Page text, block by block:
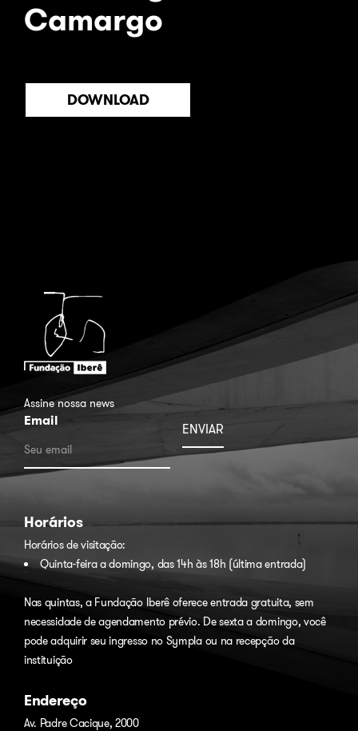
Camargo
DOWNLOAD
Assine nossa news
Email
Horários
Horários de visitação:
Quinta-feira a domingo, das 14h às 18h (última entrada)
Nas quintas, a Fundação Iberê oferece entrada gratuita, sem
necessidade de agendamento prévio. De sexta a domingo, você
pode adquirir seu ingresso no Symplaou na recepção da
instituição
Endereço
Av. Padre Cacique, 2000